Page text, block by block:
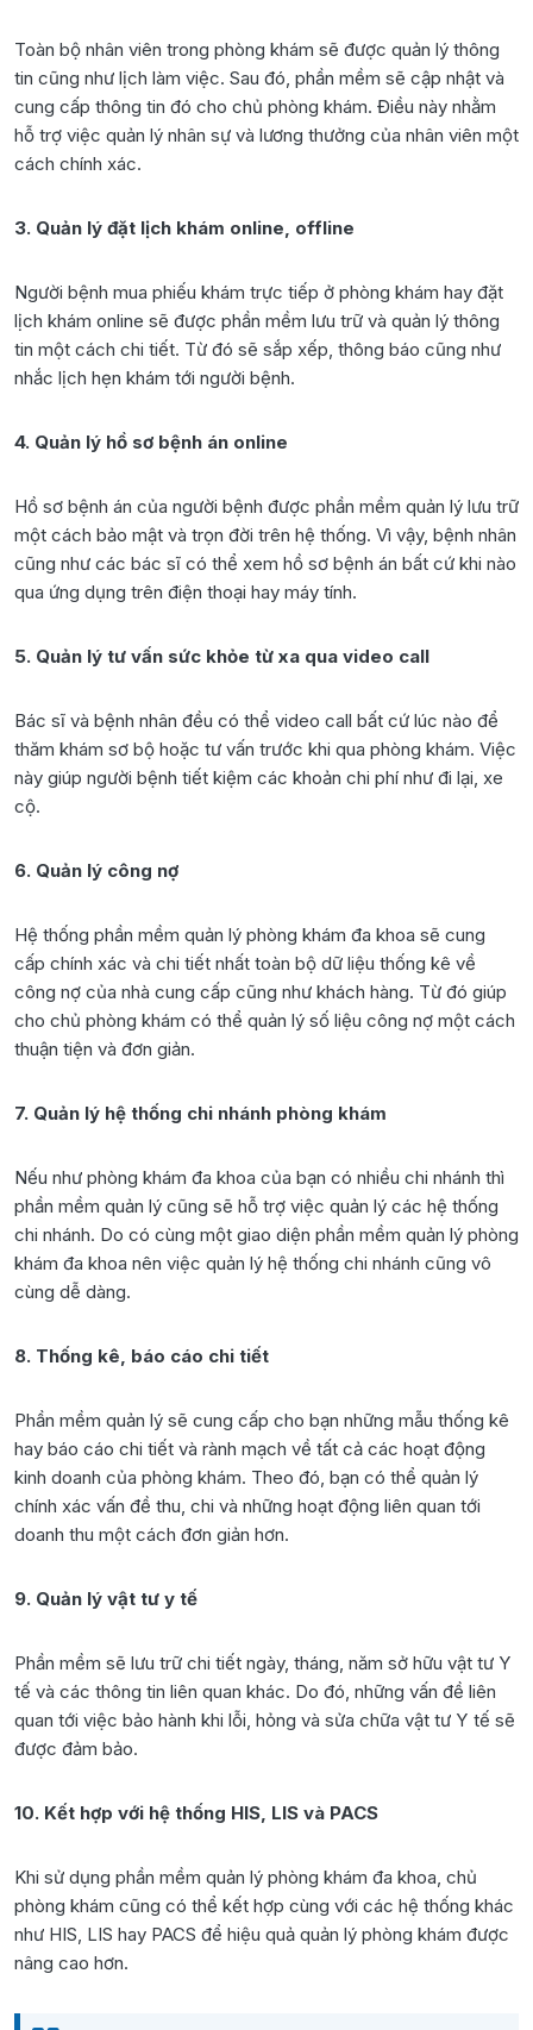
Toàn bộ nhân viên trong phòng khám sẽ được quản lý thông
tin cũng như lịch làm việc. Sau đó, phần mềm sẽ cập nhật và
cung cấp thông tin đó cho chủ phòng khám. Điều này nhằm
hỗ trợ việc quản lý nhân sự và lương thưởng của nhân viên một
cách chính xác.
3. Quản lý đặt lịch khám online, offline
Người bệnh mua phiếu khám trực tiếp ở phòng khám hay đặt
lịch khám online sẽ được phần mềm lưu trữ và quản lý thông
tin một cách chi tiết. Từ đó sẽ sắp xếp, thông báo cũng như
nhắc lịch hẹn khám tới người bệnh.
4. Quản lý hồ sơ bệnh án online
Hồ sơ bệnh án của người bệnh được phần mềm quản lý lưu trữ
một cách bảo mật và trọn đời trên hệ thống. Vì vậy, bệnh nhân
cũng như các bác sĩ có thể xem hồ sơ bệnh án bất cứ khi nào
qua ứng dụng trên điện thoại hay máy tính.
5. Quản lý tư vấn sức khỏe từ xa qua video call
Bác sĩ và bệnh nhân đều có thể video call bất cứ lúc nào để
thăm khám sơ bộ hoặc tư vấn trước khi qua phòng khám. Việc
này giúp người bệnh tiết kiệm các khoản chi phí như đi lại, xe
cộ.
6. Quản lý công nợ
Hệ thống phần mềm quản lý phòng khám đa khoa sẽ cung
cấp chính xác và chi tiết nhất toàn bộ dữ liệu thống kê về
công nợ của nhà cung cấp cũng như khách hàng. Từ đó giúp
cho chủ phòng khám có thể quản lý số liệu công nợ một cách
thuận tiện và đơn giản.
7. Quản lý hệ thống chi nhánh phòng khám
Nếu như phòng khám đa khoa của bạn có nhiều chi nhánh thì
phần mềm quản lý cũng sẽ hỗ trợ việc quản lý các hệ thống
chi nhánh. Do có cùng một giao diện phần mềm quản lý phòng
khám đa khoa nên việc quản lý hệ thống chi nhánh cũng vô
cùng dễ dàng.
8. Thống kê, báo cáo chi tiết
Phần mềm quản lý sẽ cung cấp cho bạn những mẫu thống kê
hay báo cáo chi tiết và rành mạch về tất cả các hoạt động
kinh doanh của phòng khám. Theo đó, bạn có thể quản lý
chính xác vấn đề thu, chi và những hoạt động liên quan tới
doanh thu một cách đơn giản hơn.
9. Quản lý vật tư y tế
Phần mềm sẽ lưu trữ chi tiết ngày, tháng, năm sở hữu vật tư Y
tế và các thông tin liên quan khác. Do đó, những vấn đề liên
quan tới việc bảo hành khi lỗi, hỏng và sửa chữa vật tư Y tế sẽ
được đảm bảo.
10. Kết hợp với hệ thống HIS, LIS và PACS
Khi sử dụng phần mềm quản lý phòng khám đa khoa, chủ
phòng khám cũng có thể kết hợp cùng với các hệ thống khác
như HIS, LIS hay PACS để hiệu quả quản lý phòng khám được
nâng cao hơn.